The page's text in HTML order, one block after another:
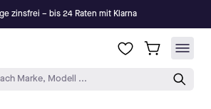
zinsfrei – bis 24 Raten mit Klarna
Marke, Modell ...